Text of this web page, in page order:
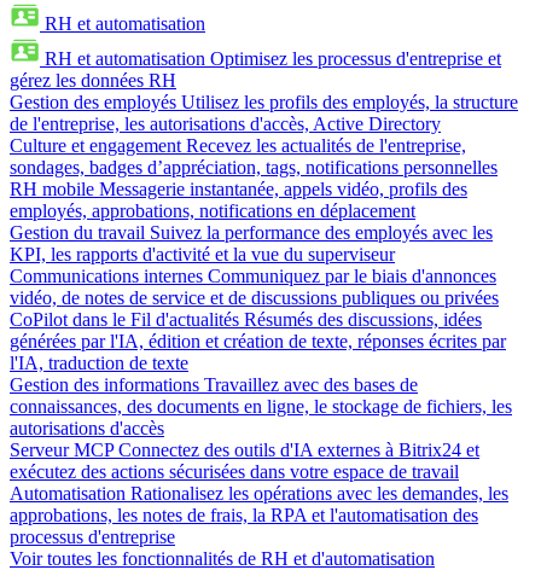
RH et automatisation
RH et automatisation Optimisez les processus d'entreprise et
gérez les données RH
Gestion des employés Utilisez les profils des employés, la structure
de l'entreprise, les autorisations d'accès, Active Directory
Culture et engagement Recevez les actualités de l'entreprise,
sondages, badges d’appréciation, tags, notifications personnelles
RH mobile Messagerie instantanée, appels vidéo, profils des
employés, approbations, notifications en déplacement
Gestion du travail Suivez la performance des employés avec les
KPI, les rapports d'activité et la vue du superviseur
Communications internes Communiquez par le biais d'annonces
vidéo, de notes de service et de discussions publiques ou privées
CoPilot dans le Fil d'actualités Résumés des discussions, idées
générées par l'IA, édition et création de texte, réponses écrites par
l'IA, traduction de texte
Gestion des informations Travaillez avec des bases de
connaissances, des documents en ligne, le stockage de fichiers, les
autorisations d'accès
Serveur MCP Connectez des outils d'IA externes à Bitrix24 et
exécutez des actions sécurisées dans votre espace de travail
Automatisation Rationalisez les opérations avec les demandes, les
approbations, les notes de frais, la RPA et l'automatisation des
processus d'entreprise
Voir toutes les fonctionnalités de RH et d'automatisation